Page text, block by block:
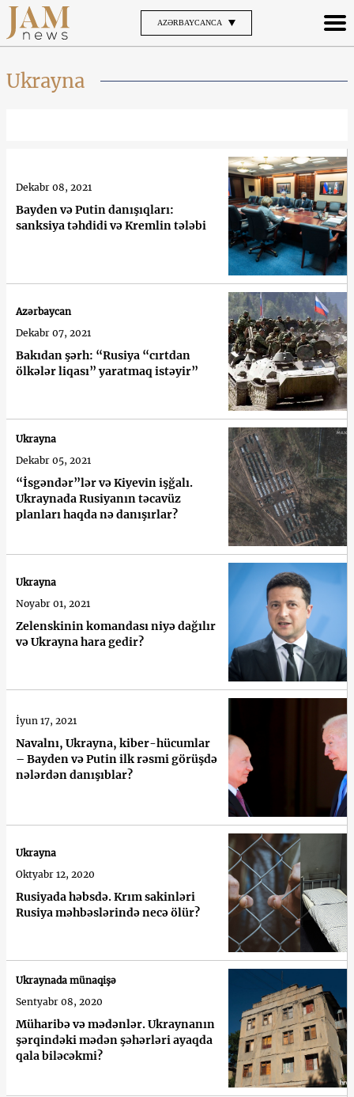
AZƏRBAYCANCA
Ukrayna
Bayden və Putin danışıqları:
sanksiya təhdidi və Kremlin tələbi
Dekabr 08, 2021
Bakıdan şərh: “Rusiya “cırtdan
ölkələr liqası” yaratmaq istəyir”
Azərbaycan
Dekabr 07, 2021
“İsgəndər”lər və Kiyevin işğalı.
Ukraynada Rusiyanın təcavüz
planları haqda nə danışırlar?
Ukrayna
Dekabr 05, 2021
Zelenskinin komandası niyə dağılır
və Ukrayna hara gedir?
Ukrayna
Noyabr 01, 2021
Navalnı, Ukrayna, kiber-hücumlar
– Bayden və Putin ilk rəsmi görüşdə
nələrdən danışıblar?
İyun 17, 2021
Rusiyada həbsdə. Krım sakinləri
Rusiya məhbəslərində necə ölür?
Ukrayna
Oktyabr 12, 2020
Müharibə və mədənlər. Ukraynanın
şərqindəki mədən şəhərləri ayaqda
qala biləcəkmi?
Ukraynada münaqişə
Sentyabr 08, 2020